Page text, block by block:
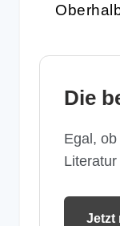
Die
Egal,
Jetzt